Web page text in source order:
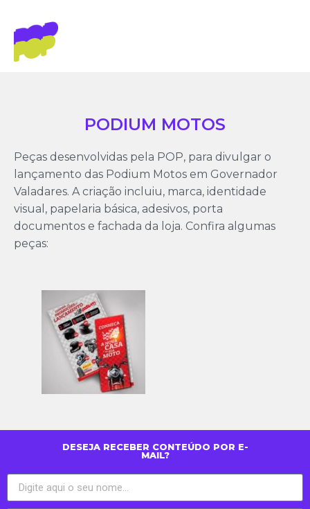
PODIUM MOTOS
Peças desenvolvidas pela POP, para divulgar o
lançamento das Podium Motos em Governador
Valadares. A criação incluiu, marca, identidade
visual, papelaria básica, adesivos, porta
documentos e fachada da loja. Confira algumas
peças:
DESEJA RECEBER CONTEÚDO POR E-
MAIL?